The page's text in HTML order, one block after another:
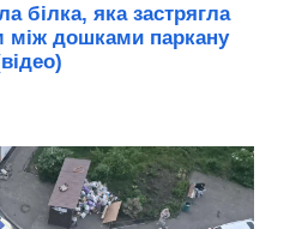
білка, яка застрягла
між дошками паркану